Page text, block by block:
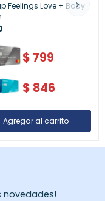
Feelings Love + Body
$ 799
$ 846
novedades!